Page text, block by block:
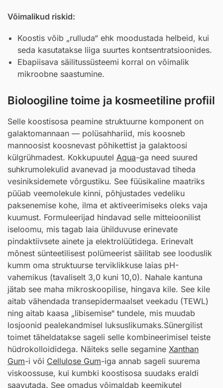
Võimalikud riskid:
Koostis võib „rulluda“ ehk moodustada helbeid, kui
seda kasutatakse liiga suurtes kontsentratsioonides.
Ebapiisava säilitussüsteemi korral on võimalik
mikroobne saastumine.
Bioloogiline toime ja kosmeetiline profiil
Selle koostisosa peamine struktuurne komponent on
galaktomannaan — polüsahhariid, mis koosneb
mannoosist koosnevast põhikettist ja galaktoosi
külgrühmadest. Kokkupuutel Aqua-ga need suured
suhkrumolekulid avanevad ja moodustavad tiheda
vesiniksidemete võrgustiku. See füüsikaline maatriks
püüab veemolekule kinni, põhjustades vedeliku
paksenemise kohe, ilma et aktiveerimiseks oleks vaja
kuumust. Formuleerijad hindavad selle mitteioonilist
iseloomu, mis tagab laia ühilduvuse erinevate
pindaktiivsete ainete ja elektrolüütidega. Erinevalt
mõnest sünteetilisest polümeerist säilitab see looduslik
kumm oma struktuurse terviklikkuse laias pH-
vahemikus (tavaliselt 3,0 kuni 10,0). Nahale kantuna
jätab see maha mikroskoopilise, hingava kile. See kile
aitab vähendada transepidermaalset veekadu (TEWL)
ning aitab kaasa „libisemise“ tundele, mis muudab
losjoonid pealekandmisel luksuslikumaks.Sünergilist
toimet täheldatakse sageli selle kombineerimisel teiste
hüdrokolloididega. Näiteks selle segamine Xanthan
Gum-i või Cellulose Gum-iga annab sageli suurema
viskoossuse, kui kumbki koostisosa suudaks eraldi
saavutada. See omadus võimaldab keemikutel